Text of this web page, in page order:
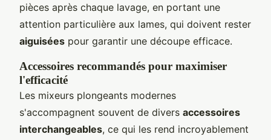
pièces après chaque lavage, en portant une
attention particulière aux lames, qui doivent rester
aiguisées pour garantir une découpe efficace.
Accessoires recommandés pour maximiser
l'efficacité
Les mixeurs plongeants modernes
s'accompagnent souvent de divers accessoires
interchangeables, ce qui les rend incroyablement